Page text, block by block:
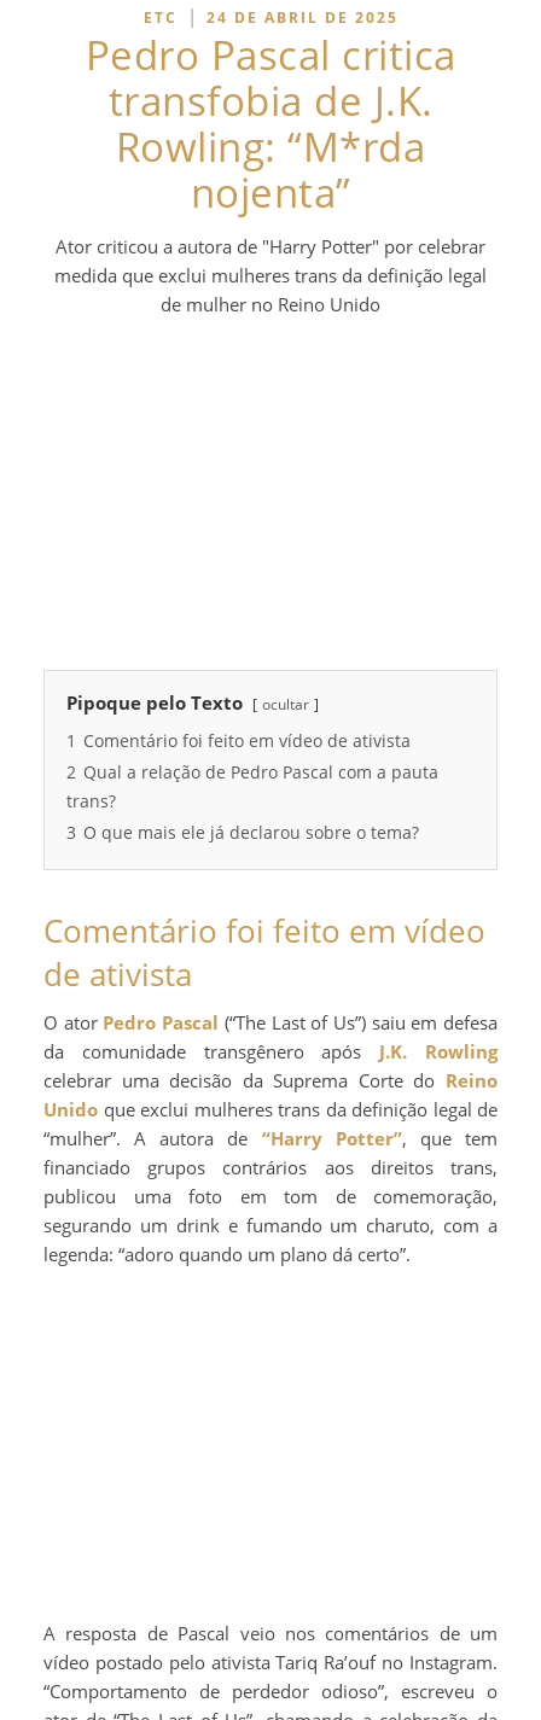
ETC | 24 DE ABRIL DE 2025
Pedro Pascal critica
transfobia de J.K.
Rowling: “M*rda
nojenta”
Ator criticou a autora de "Harry Potter" por celebrar
medida que exclui mulheres trans da definição legal
de mulher no Reino Unido
Pipoque pelo Texto ocultar
1 Comentário foi feito em vídeo de ativista
2 Qual a relação de Pedro Pascal com a pauta
trans?
3 O que mais ele já declarou sobre o tema?
Comentário foi feito em vídeo
de ativista
O ator Pedro Pascal (“The Last of Us”) saiu em defesa
da comunidade transgênero após J.K. Rowling
celebrar uma decisão da Suprema Corte do Reino
Unido que exclui mulheres trans da definição legal de
“mulher”. A autora de “Harry Potter”, que tem
financiado grupos contrários aos direitos trans,
publicou uma foto em tom de comemoração,
segurando um drink e fumando um charuto, com a
legenda: “adoro quando um plano dá certo”.
A resposta de Pascal veio nos comentários de um
vídeo postado pelo ativista Tariq Ra’ouf no Instagram.
“Comportamento de perdedor odioso”, escreveu o